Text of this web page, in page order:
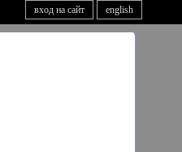
english
вход на сайт